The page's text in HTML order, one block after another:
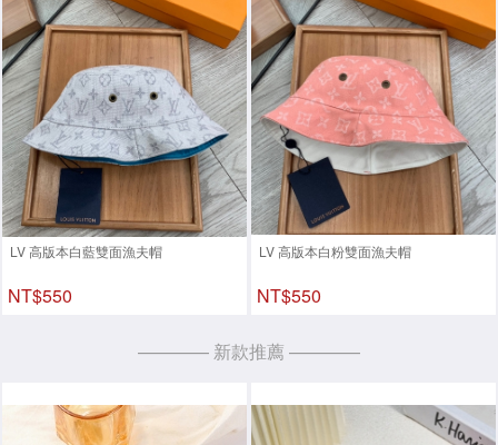
LV 高版本白藍雙面漁夫帽
NT$550
LV 高版本白粉雙面漁夫帽
NT$550
———— 新款推薦 ————